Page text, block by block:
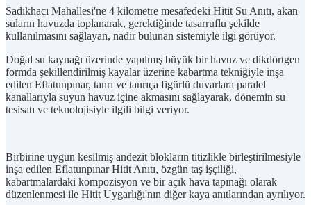
Sadıkhacı Mahallesi'ne 4 kilometre mesafedeki Hitit Su Anıtı, akan
suların havuzda toplanarak, gerektiğinde tasarruflu şekilde
kullanılmasını sağlayan, nadir bulunan sistemiyle ilgi görüyor.
Doğal su kaynağı üzerinde yapılmış büyük bir havuz ve dikdörtgen
formda şekillendirilmiş kayalar üzerine kabartma tekniğiyle inşa
edilen Eflatunpınar, tanrı ve tanrıça figürlü duvarlara paralel
kanallarıyla suyun havuz içine akmasını sağlayarak, dönemin su
tesisatı ve teknolojisiyle ilgili bilgi veriyor.
Birbirine uygun kesilmiş andezit blokların titizlikle birleştirilmesiyle
inşa edilen Eflatunpınar Hitit Anıtı, özgün taş işçiliği,
kabartmalardaki kompozisyon ve bir açık hava tapınağı olarak
düzenlenmesi ile Hitit Uygarlığı'nın diğer kaya anıtlarından ayrılıyor.